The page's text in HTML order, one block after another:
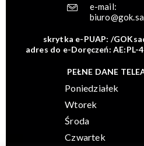
e-mail:
skrytka e-PUAP: /
adres do e-Doręczeń: AE:PL-
PEŁNE DANE
Poniedziałek
Wtorek
Środa
Czwartek